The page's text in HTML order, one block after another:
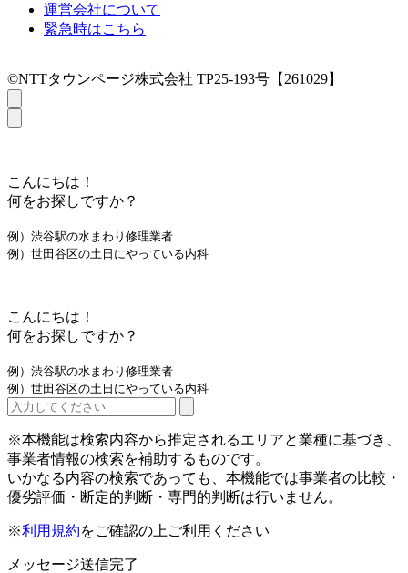
運営会社について
緊急時はこちら
©NTTタウンページ株式会社 TP25-193号【261029】
こんにちは！
何をお探しですか？
例）渋谷駅の水まわり修理業者
例）世田谷区の土日にやっている内科
こんにちは！
何をお探しですか？
例）渋谷駅の水まわり修理業者
例）世田谷区の土日にやっている内科
※本機能は検索内容から推定されるエリアと業種に基づき、
事業者情報の検索を補助するものです。
いかなる内容の検索であっても、本機能では事業者の比較・
優劣評価・断定的判断・専門的判断は行いません。
※利用規約をご確認の上ご利用ください
メッセージ送信完了